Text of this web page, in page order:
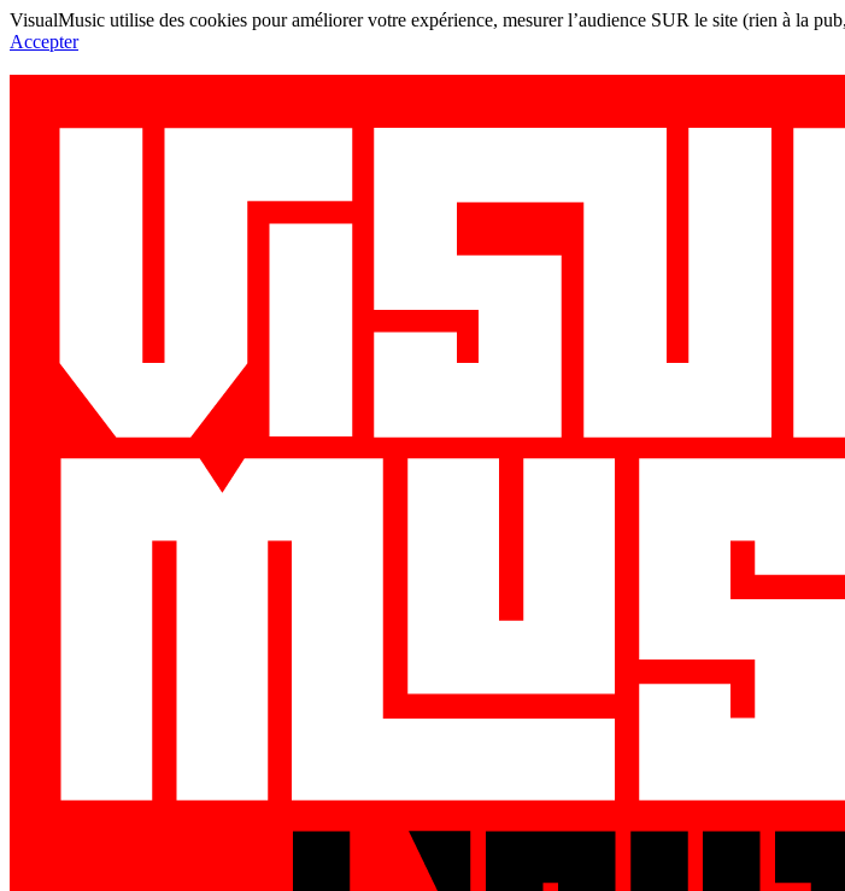
VisualMusic utilise des cookies pour améliorer votre expérience, mesurer l’audience SUR le site (rien à la
Accepter